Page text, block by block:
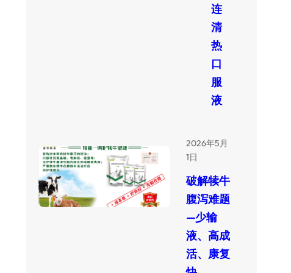
连
清
热
口
服
液
2026年5月
1日
破解犊牛
腹泻难题
—少输
液、高成
活、康复